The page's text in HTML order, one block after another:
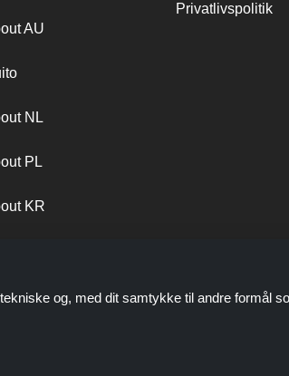
AU
NL
PL
KR
Privatlivspolitik
og, med dit samtykke til andre formål